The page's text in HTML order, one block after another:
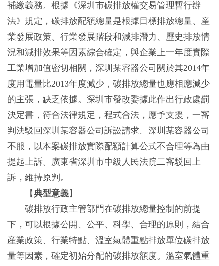
補繳義務。根據《深圳市碳排放權交易管理暫行辦
法》規定，碳排放配額總量是根據目標排放總量、産
業發展政策、行業發展階段和減排潛力、歷史排放情
況和減排效果等因素綜合確定，與企業上一年度實際
工業增加值密切相關，深圳某容器公司關於其2014年
度用電量比2013年度減少，碳排放總量也應相應減少
的主張，缺乏依據。深圳市發改委據此作出行政處罰
決定書，符合法律規定，程式合法，應予支援，一審
判決駁回深圳某容器公司訴訟請求。深圳某容器公司
不服，以本案碳排放實際配額計算公式不合理等為由
提起上訴。廣東省深圳市中級人民法院二審駁回上
訴，維持原判。
【典型意義】
碳排放行政主管部門在碳排放總量控制的前提
下，可以根據公開、公平、科學、合理的原則，結合
産業政策、行業特點、溫室氣體重點排放單位碳排放
量等因素，確定初始分配的碳排放額度。溫室氣體重